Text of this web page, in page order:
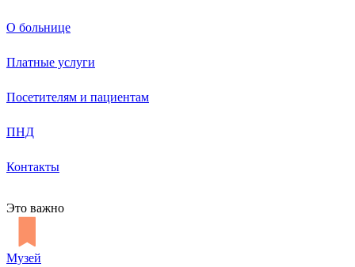
О больнице
Платные услуги
Посетителям и пациентам
ПНД
Контакты
Это важно
Музей